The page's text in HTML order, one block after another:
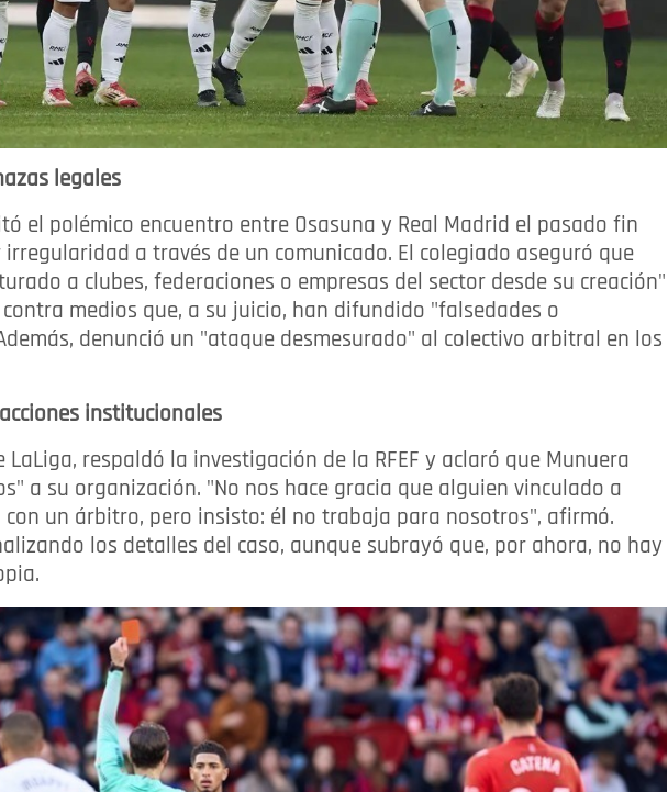
legales
el polémico encuentro entre Osasuna y Real Madrid el pasado fin
a través de un comunicado. El colegiado aseguró que
a clubes, federaciones o empresas del sector desde su creación"
medios que, a su juicio, han difundido "falsedades o
denunció un "ataque desmesurado" al colectivo arbitral en los
institucionales
LaLiga, respaldó la investigación de la RFEF y aclaró que Munuera
a su organización. "No nos hace gracia que alguien vinculado a
con un árbitro, pero insisto: él no trabaja para nosotros", afirmó.
los detalles del caso, aunque subrayó que, por ahora, no hay